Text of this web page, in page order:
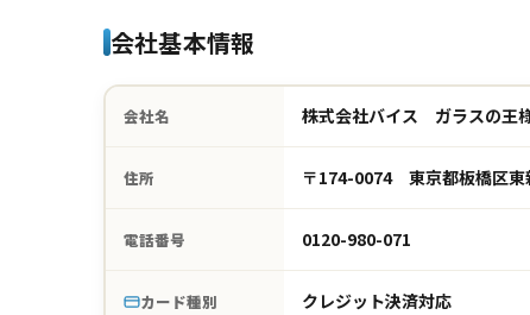
会社基本情報
会社名 株式会社バイス ガラスの王
住所 〒174-0074 東京都板橋区東
電話番号 0120-980-071
カード種別 クレジット決済対応